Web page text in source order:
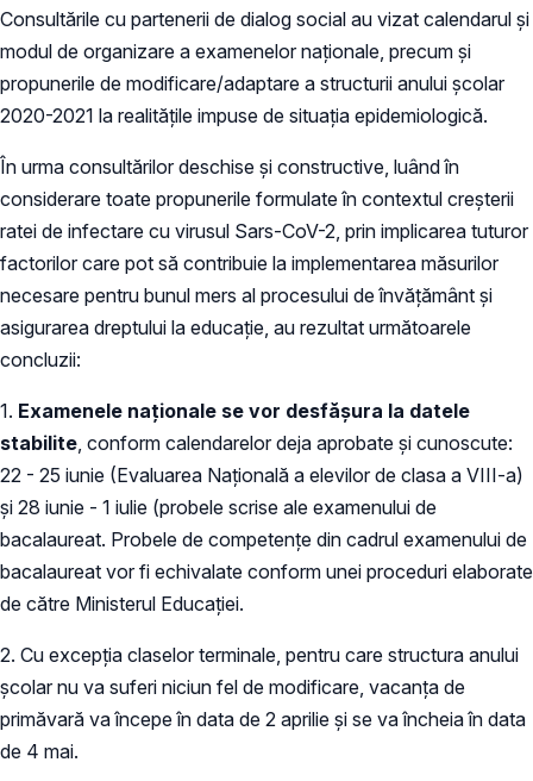
Consultările cu partenerii de dialog social au vizat calendarul și
modul de organizare a examenelor naționale, precum și
propunerile de modificare/adaptare a structurii anului școlar
2020-2021 la realitățile impuse de situația epidemiologică.
În urma consultărilor deschise și constructive, luând în
considerare toate propunerile formulate în contextul creșterii
ratei de infectare cu virusul Sars-CoV-2, prin implicarea tuturor
factorilor care pot să contribuie la implementarea măsurilor
necesare pentru bunul mers al procesului de învățământ și
asigurarea dreptului la educație, au rezultat următoarele
concluzii:
1. Examenele naționale se vor desfășura la datele
stabilite , conform calendarelor deja aprobate și cunoscute:
22 - 25 iunie (Evaluarea Națională a elevilor de clasa a VIII-a)
și 28 iunie - 1 iulie (probele scrise ale examenului de
bacalaureat. Probele de competențe din cadrul examenului de
bacalaureat vor fi echivalate conform unei proceduri elaborate
de către Ministerul Educației.
2. Cu excepția claselor terminale, pentru care structura anului
școlar nu va suferi niciun fel de modificare, vacanța de
primăvară va începe în data de 2 aprilie și se va încheia în data
de 4 mai.